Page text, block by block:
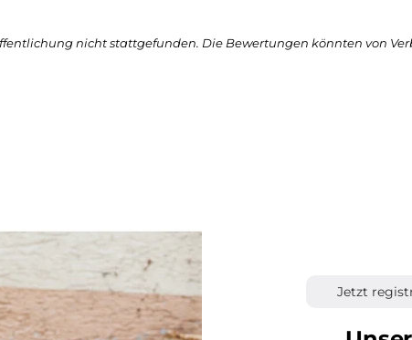
nicht stattgefunden. Die Bewertungen könnten von
Jetzt